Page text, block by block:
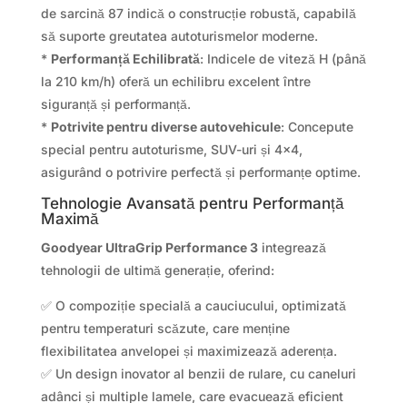
de sarcină 87 indică o construcție robustă, capabilă
să suporte greutatea autoturismelor moderne.
* Performanță Echilibrată: Indicele de viteză H (până
la 210 km/h) oferă un echilibru excelent între
siguranță și performanță.
* Potrivite pentru diverse autovehicule: Concepute
special pentru autoturisme, SUV-uri și 4×4,
asigurând o potrivire perfectă și performanțe optime.
Tehnologie Avansată pentru Performanță
Maximă
Goodyear UltraGrip Performance 3integrează
tehnologii de ultimă generație, oferind:
✅ O compoziție specială a cauciucului, optimizată
pentru temperaturi scăzute, care menține
flexibilitatea anvelopei și maximizează aderența.
✅ Un design inovator al benzii de rulare, cu caneluri
adânci și multiple lamele, care evacuează eficient